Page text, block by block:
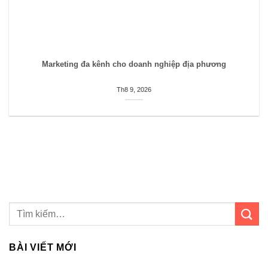
Marketing đa kênh cho doanh nghiệp địa phương
Th8 9, 2026
BÀI VIẾT MỚI